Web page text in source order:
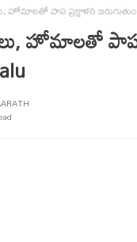
హోమాలతో పాప ప్రక్షాళన
హోమాలతో పాప